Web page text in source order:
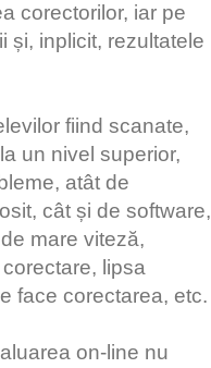
corectorilor, iar pe
și, inplicit, rezultatele
fiind scanate,
un nivel superior,
atât de
cât și de software,
mare viteză,
lipsa
face corectarea, etc.
on-line nu